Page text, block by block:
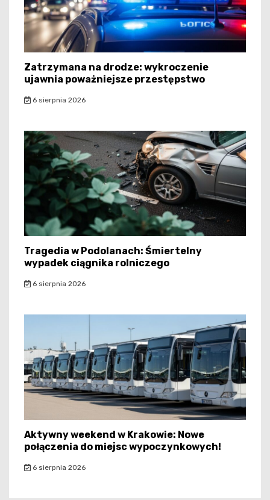
Zatrzymana na drodze: wykroczenie
ujawnia poważniejsze przestępstwo
6 sierpnia 2026
Tragedia w Podolanach: Śmiertelny
wypadek ciągnika rolniczego
6 sierpnia 2026
Aktywny weekend w Krakowie: Nowe
połączenia do miejsc wypoczynkowych!
6 sierpnia 2026